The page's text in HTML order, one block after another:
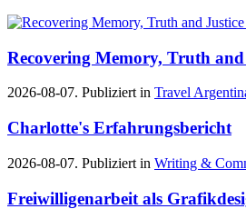
Recovering Memory, Truth and
2026-08-07. Publiziert in Travel
Charlotte's Erfahrungsbericht
2026-08-07. Publiziert in Writing &
Freiwilligenarbeit als